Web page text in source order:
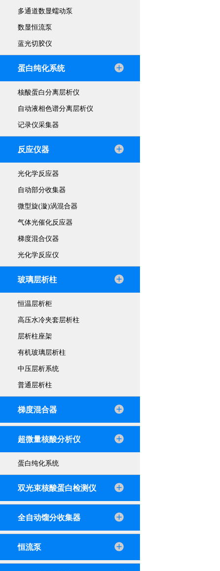
多通道数显蠕动泵
数显恒流泵
蓝光切胶仪
蛋白纯化系统
核酸蛋白分离层析仪
自动液相色谱分离层析仪
记录仪采集器
反应仪器
光化学反应器
自动部分收集器
微型旋(漩)涡混合器
气体光催化反应器
梯度混合仪器
光化学反应仪
玻璃层析柱
恒温层析柜
高压水冷夹套层析柱
层析柱座架
有机玻璃层析柱
中压层析系统
普通层析柱
梯度混合器
超微量核酸分析仪
蛋白纯化系统
双光束核酸蛋白检测仪
全自动馏分收集器
恒流泵